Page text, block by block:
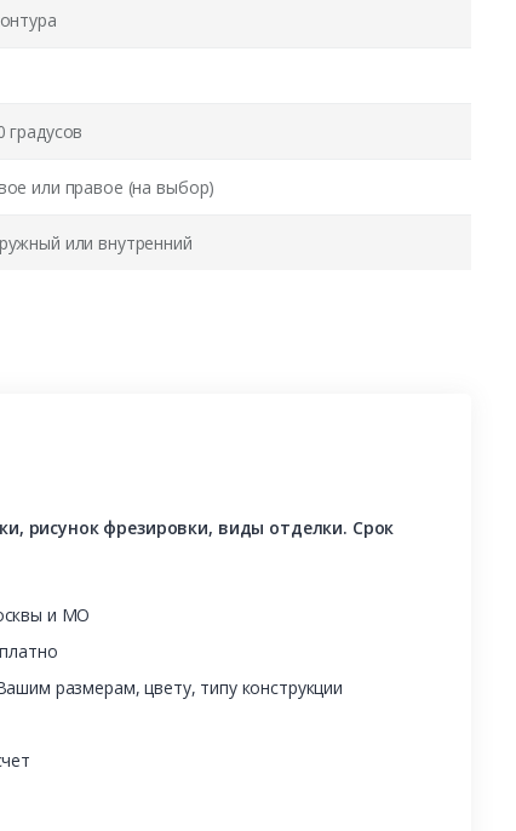
градусов
или правое (на выбор)
или внутренний
рисунок фрезировки, виды отделки. Срок
и МО
размерам, цвету, типу конструкции